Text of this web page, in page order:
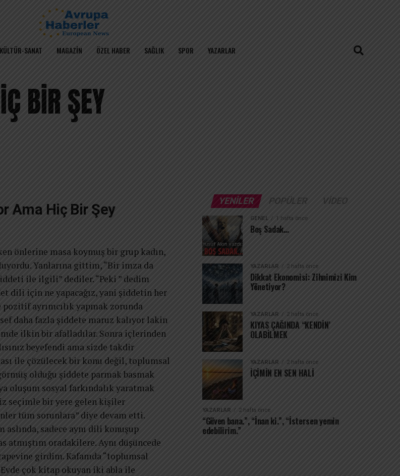
KÜLTÜR-SANAT MAGAZIN ÖZEL HABER SAĞLIK SPOR YAZARLAR
BİR ŞEY
Ama Hiç Bir Şey
önlerine masa koymuş bir grup kadın,
Yanlarına gittim, “Bir imza da
ile ilgili” dediler. “Peki ” dedim
dili için ne yapacağız, yani şiddetin her
ayrımcılık yapmak zorunda
daha fazla şiddete maruz kalıyor lakin
ilkin bir afalladılar. Sonra içlerinden
beyefendi ama sizde takdir
ile çözülecek bir konu değil, toplumsal
olduğu şiddete parmak basmak
oluşum sosyal farkındalık yaratmak
seçimle bir yere gelen kişiler
tüm sorunlara” diye devam etti.
sadece aynı dili konuşup
atmıştım oradakilere. Aynı düşüncede
girdim. Kafamda “toplumsal
çok kitap okuyan iki abla ile
YENILER POPÜLER VIDEO
GENEL 1 hafta önce
Boş Sadak…
YAZARLAR 2 hafta önce
Dikkat Ekonomisi: Zihnimizi Kim
Yönetiyor?
YAZARLAR 2 hafta önce
KIYAS ÇAĞINDA “KENDİN’
OLABİLMEK
YAZARLAR 2 hafta önce
İÇİMİN EN SEN HALİ
YAZARLAR 2 hafta önce
“Güven bana.”, “İnan ki.”, “İstersen yemin
edebilirim.”